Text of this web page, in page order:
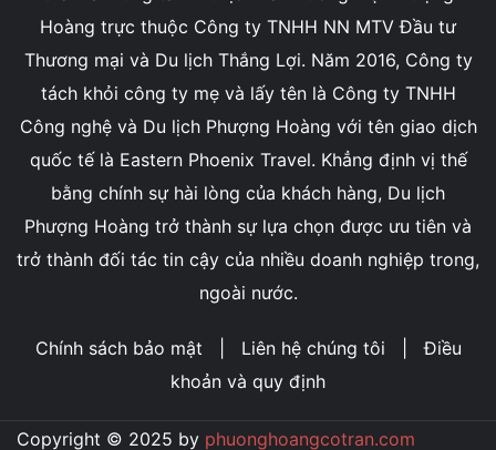
Hoàng trực thuộc Công ty TNHH NN MTV Đầu tư
Thương mại và Du lịch Thắng Lợi. Năm 2016, Công ty
tách khỏi công ty mẹ và lấy tên là Công ty TNHH
Công nghệ và Du lịch Phượng Hoàng với tên giao dịch
quốc tế là Eastern Phoenix Travel. Khẳng định vị thế
bằng chính sự hài lòng của khách hàng, Du lịch
Phượng Hoàng trở thành sự lựa chọn được ưu tiên và
trở thành đối tác tin cậy của nhiều doanh nghiệp trong,
ngoài nước.
Chính sách bảo mật Liên hệ chúng tôi |Điều
khoản và quy định
Copyright © 2025 by phuonghoangcotran.com